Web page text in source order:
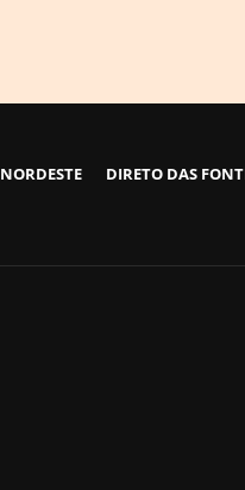
NORDESTE DIRETO DAS